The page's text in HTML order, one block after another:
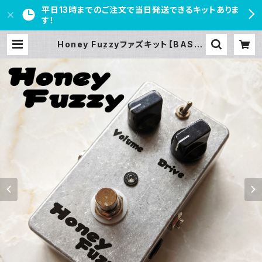
平日13時までのご注文で当日発送できるキットありま
す！
Honey Fuzzyファズキット【BASIC